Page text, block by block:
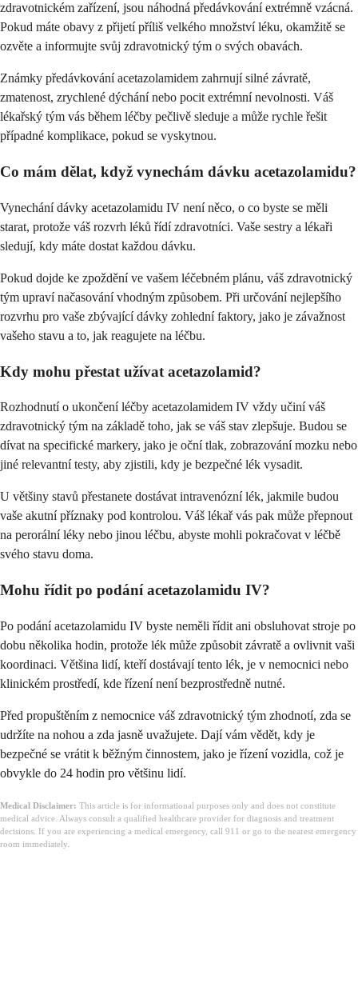
zdravotnickém zařízení, jsou náhodná předávkování extrémně vzácná.
Pokud máte obavy z přijetí příliš velkého množství léku, okamžitě se
ozvěte a informujte svůj zdravotnický tým o svých obavách.
Známky předávkování acetazolamidem zahrnují silné závratě,
zmatenost, zrychlené dýchání nebo pocit extrémní nevolnosti. Váš
lékařský tým vás během léčby pečlivě sleduje a může rychle řešit
případné komplikace, pokud se vyskytnou.
Co mám dělat, když vynechám dávku acetazolamidu?
Vynechání dávky acetazolamidu IV není něco, o co byste se měli
starat, protože váš rozvrh léků řídí zdravotníci. Vaše sestry a lékaři
sledují, kdy máte dostat každou dávku.
Pokud dojde ke zpoždění ve vašem léčebném plánu, váš zdravotnický
tým upraví načasování vhodným způsobem. Při určování nejlepšího
rozvrhu pro vaše zbývající dávky zohlední faktory, jako je závažnost
vašeho stavu a to, jak reagujete na léčbu.
Kdy mohu přestat užívat acetazolamid?
Rozhodnutí o ukončení léčby acetazolamidem IV vždy učiní váš
zdravotnický tým na základě toho, jak se váš stav zlepšuje. Budou se
dívat na specifické markery, jako je oční tlak, zobrazování mozku nebo
jiné relevantní testy, aby zjistili, kdy je bezpečné lék vysadit.
U většiny stavů přestanete dostávat intravenózní lék, jakmile budou
vaše akutní příznaky pod kontrolou. Váš lékař vás pak může přepnout
na perorální léky nebo jinou léčbu, abyste mohli pokračovat v léčbě
svého stavu doma.
Mohu řídit po podání acetazolamidu IV?
Po podání acetazolamidu IV byste neměli řídit ani obsluhovat stroje po
dobu několika hodin, protože lék může způsobit závratě a ovlivnit vaši
koordinaci. Většina lidí, kteří dostávají tento lék, je v nemocnici nebo
klinickém prostředí, kde řízení není bezprostředně nutné.
Před propuštěním z nemocnice váš zdravotnický tým zhodnotí, zda se
udržíte na nohou a zda jasně uvažujete. Dají vám vědět, kdy je
bezpečné se vrátit k běžným činnostem, jako je řízení vozidla, což je
obvykle do 24 hodin pro většinu lidí.
Medical Disclaimer: This article is for informational purposes only and does not constitute
medical advice. Always consult a qualified healthcare provider for diagnosis and treatment
decisions. If you are experiencing a medical emergency, call 911 or go to the nearest emergency
room immediately.